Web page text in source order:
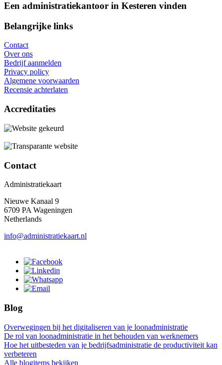
Een administratiekantoor in Kesteren vinden
Belangrijke links
Contact
Over ons
Bedrijf aanmelden
Privacy policy
Algemene voorwaarden
Recensie achterlaten
Accreditaties
Contact
Administratiekaart
Nieuwe Kanaal 9
6709 PA Wageningen
Netherlands
info@administratiekaart.nl
Blog
Overwegingen bij het digitaliseren van je loonadministratie
De rol van loonadministratie in het behouden van werknemers
Hoe het uitbesteden van je bedrijfsadministratie de productiviteit kan
verbeteren
Alle blogitems bekijken